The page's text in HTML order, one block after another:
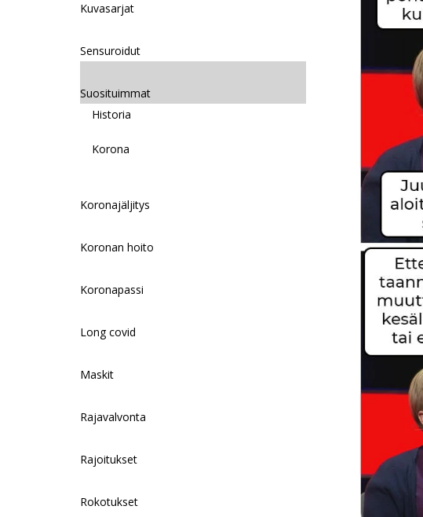
Kuvasarjat
Sensuroidut
Suosituimmat
Historia
Korona
Koronajäljitys
Koronan hoito
Koronapassi
Long covid
Maskit
Rajavalvonta
Rajoitukset
Rokotukset